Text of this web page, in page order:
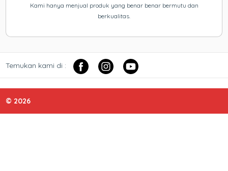
Kami hanya menjual produk yang benar benar bermutu dan
berkualitas.
Temukan kami di :
© 2026